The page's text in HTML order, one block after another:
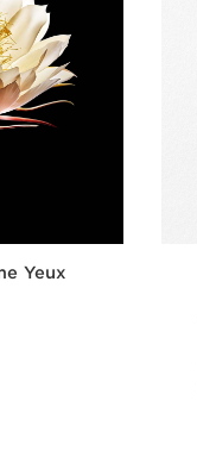
Yeux